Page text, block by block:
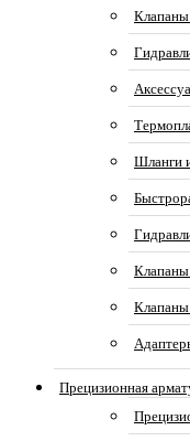
Клапаны
Шланги
Клапаны
Клапаны
Прецизионная